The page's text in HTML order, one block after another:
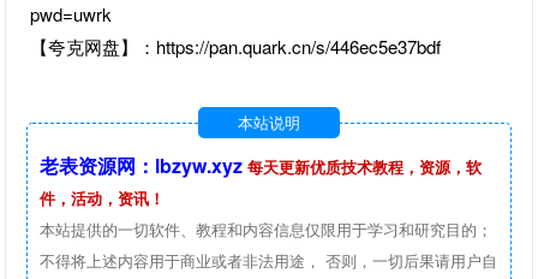
pwd=uwrk
【夸克网盘】：https://pan.quark.cn/s/446ec5e37bdf
本站说明
老表资源网：lbzyw.xyz 每天更新优质技术教程，资源，软
件，活动，资讯！
本站提供的一切软件、教程和内容信息仅限用于学习和研究目的；
不得将上述内容用于商业或者非法用途， 否则，一切后果请用户自